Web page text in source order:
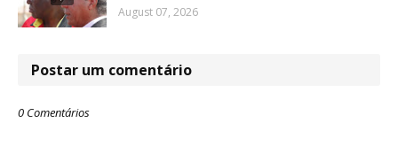
August 07, 2026
Postar um comentário
0 Comentários